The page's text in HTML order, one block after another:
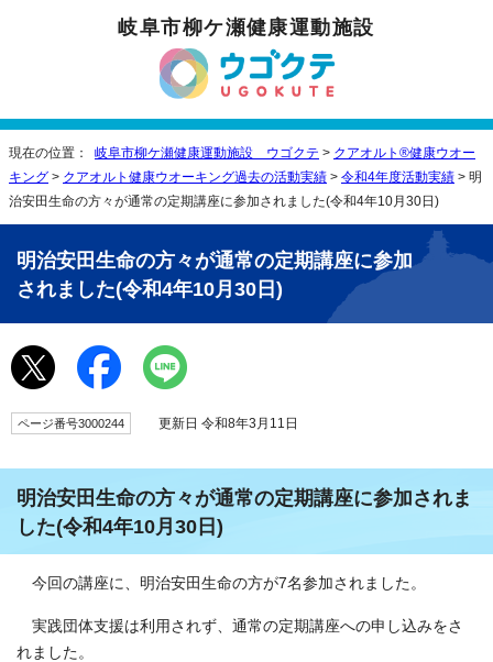
岐阜市柳ケ瀬健康運動施設
現在の位置： 岐阜市柳ケ瀬健康運動施設 ウゴクテ > クアオルト®健康ウオー
キング > クアオルト健康ウオーキング過去の活動実績 > 令和4年度活動実績 > 明
治安田生命の方々が通常の定期講座に参加されました(令和4年10月30日)
明治安田生命の方々が通常の定期講座に参加
されました(令和4年10月30日)
ページ番号3000244 更新日 令和8年3月11日
明治安田生命の方々が通常の定期講座に参加されま
した(令和4年10月30日)
今回の講座に、明治安田生命の方が7名参加されました。
実践団体支援は利用されず、通常の定期講座への申し込みをさ
れました。